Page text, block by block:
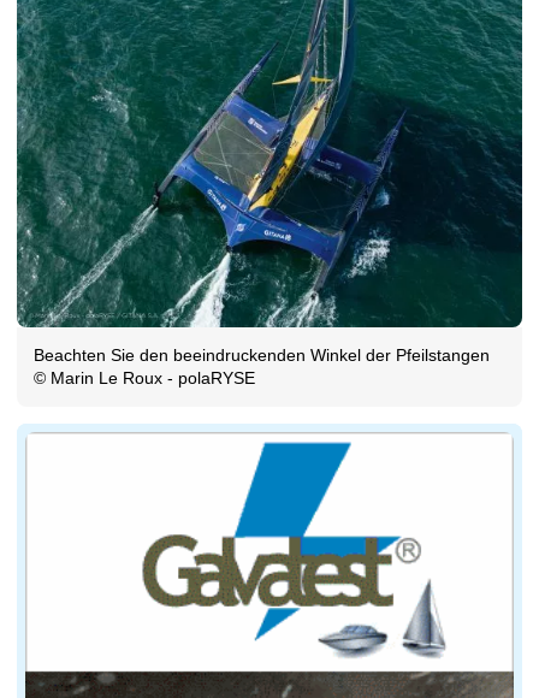
Beachten Sie den beeindruckenden Winkel der Pfeilstangen
© Marin Le Roux - polaRYSE